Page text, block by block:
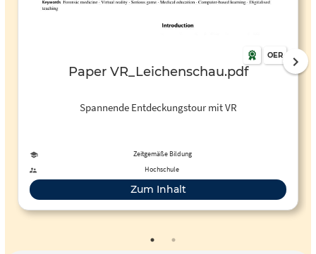
OER
Paper VR_Leichenschau.pdf
Spannende Entdeckungstour mit VR
Zeitgemäße Bildung
Hochschule
Zum Inhalt